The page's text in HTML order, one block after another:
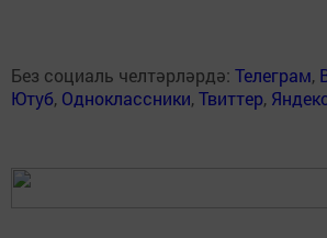
Без социаль челтәрләрдә: Телеграм,
Ютуб, Одноклассники,Твиттер,